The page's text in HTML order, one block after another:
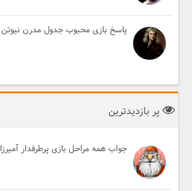
پاسخ بازی محبوب جدول مدرن نیوتن
پر بازدیدترین
جواب همه مراحل بازی پرطرفدار آمیرزا